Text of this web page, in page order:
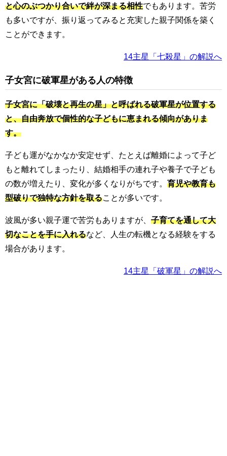
と心のぶつかり合いで絆が深まる相性でもあります。苦労
も多いですが、振り返ってみると充実した親子関係を築く
ことができます。
14主星「七殺星」の解説へ
子女宮に破軍星がある人の特徴
子女宮に「破壊と再生の星」と呼ばれる破軍星が位置する
と、自由奔放で個性的な子どもに恵まれる傾向がありま
す。
子ども運がなかなか安定せず、たとえば離婚によって子ど
もと離れてしまったり、結婚相手の連れ子や養子で子ども
の数が増えたり、変化が多くなりがちです。 育児や教育も
型破りで独特な方針を取る ことが多いです。
波風が多い親子運で苦労もありますが、 子育てを通して大
切なことを手に入れるなど、人生の転機となる経験をする
場合があります。
14主星「破軍星」の解説へ